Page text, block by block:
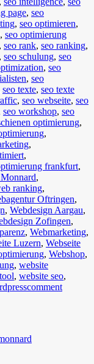
page, seo
, seo optimieren,
, seo optimierung
, seo rank, seo ranking,
, seo schulung, seo
, seo
, seo
seo texte, seo texte
, seo webseite, seo
seo workshop, seo
optimierung,
,
,
,
frankfurt,
,
ranking,
Oftringen,
, Webdesign Aargau,
Zofingen,
, Webmarketing,
Luzern, Webseite
, Webshop,
, website
, website seo,
comment